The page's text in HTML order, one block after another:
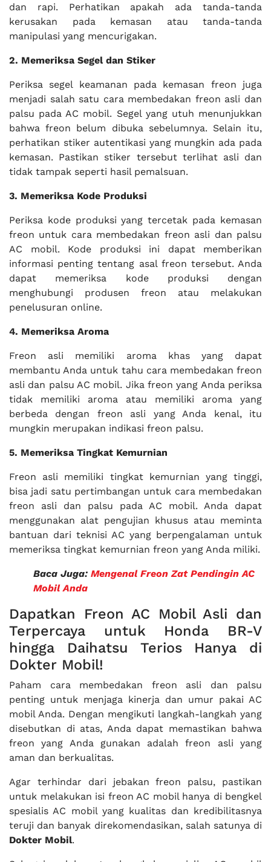
dan rapi. Perhatikan apakah ada tanda-tanda
kerusakan pada kemasan atau tanda-tanda
manipulasi yang mencurigakan.
2. Memeriksa Segel dan Stiker
Periksa segel keamanan pada kemasan freon juga
menjadi salah satu cara membedakan freon asli dan
palsu pada AC mobil. Segel yang utuh menunjukkan
bahwa freon belum dibuka sebelumnya. Selain itu,
perhatikan stiker autentikasi yang mungkin ada pada
kemasan. Pastikan stiker tersebut terlihat asli dan
tidak tampak seperti hasil pemalsuan.
3. Memeriksa Kode Produksi
Periksa kode produksi yang tercetak pada kemasan
freon untuk cara membedakan freon asli dan palsu
AC mobil. Kode produksi ini dapat memberikan
informasi penting tentang asal freon tersebut. Anda
dapat memeriksa kode produksi dengan
menghubungi produsen freon atau melakukan
penelusuran online.
4. Memeriksa Aroma
Freon asli memiliki aroma khas yang dapat
membantu Anda untuk tahu cara membedakan freon
asli dan palsu AC mobil. Jika freon yang Anda periksa
tidak memiliki aroma atau memiliki aroma yang
berbeda dengan freon asli yang Anda kenal, itu
mungkin merupakan indikasi freon palsu.
5. Memeriksa Tingkat Kemurnian
Freon asli memiliki tingkat kemurnian yang tinggi,
bisa jadi satu pertimbangan untuk cara membedakan
freon asli dan palsu pada AC mobil. Anda dapat
menggunakan alat pengujian khusus atau meminta
bantuan dari teknisi AC yang berpengalaman untuk
memeriksa tingkat kemurnian freon yang Anda miliki.
Baca Juga: Mengenal Freon Zat Pendingin AC
Mobil Anda
Dapatkan Freon AC Mobil Asli dan
Terpercaya untuk Honda BR-V
hingga Daihatsu Terios Hanya di
Dokter Mobil!
Paham cara membedakan freon asli dan palsu
penting untuk menjaga kinerja dan umur pakai AC
mobil Anda. Dengan mengikuti langkah-langkah yang
disebutkan di atas, Anda dapat memastikan bahwa
freon yang Anda gunakan adalah freon asli yang
aman dan berkualitas.
Agar terhindar dari jebakan freon palsu, pastikan
untuk melakukan isi freon AC mobil hanya di bengkel
spesialis AC mobil yang kualitas dan kredibilitasnya
teruji dan banyak direkomendasikan, salah satunya di
Dokter Mobil.